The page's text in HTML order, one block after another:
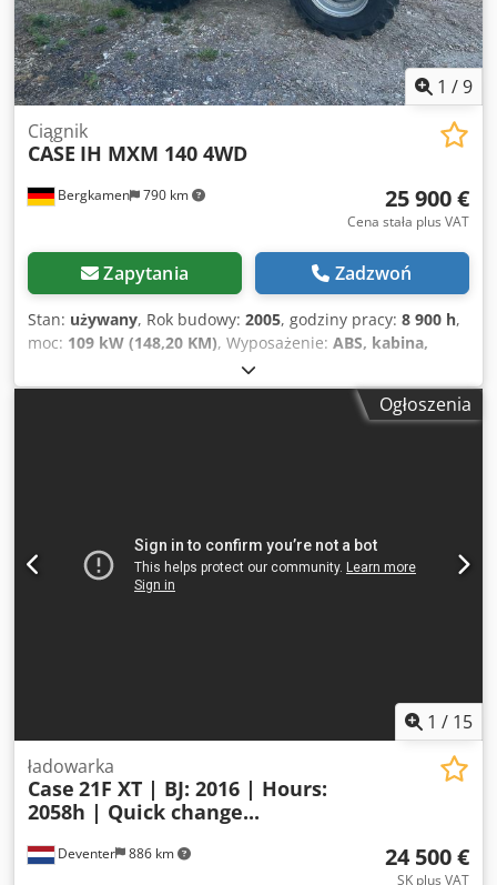
1 /9
Bergkamen 790 km
Ciągnik
CASE IH MXM 140 4WD
25 900 €
Cena stała plus VAT
Zapytania Zadzwoń
Stan: używany, Rok budowy: 2005, godziny pracy: 8 900 h,
moc: 109 kW (148,20 KM), Wyposażenie: ABS, kabina,
klimatyzacja, napęd na wszystkie koła
5868 kg Długość: 4692 mm Szerokość: 2,507 mm Wysokość:
2997 mm Rozstaw osi: 2723 mm Moc znamionowa: 105,9
Ogłoszenia
1 / 15
Deventer 886 km
ładowarka
Case 21F XT | BJ: 2016 | Hours:
2058h | Quick change...
24 500 €
SK plus VAT